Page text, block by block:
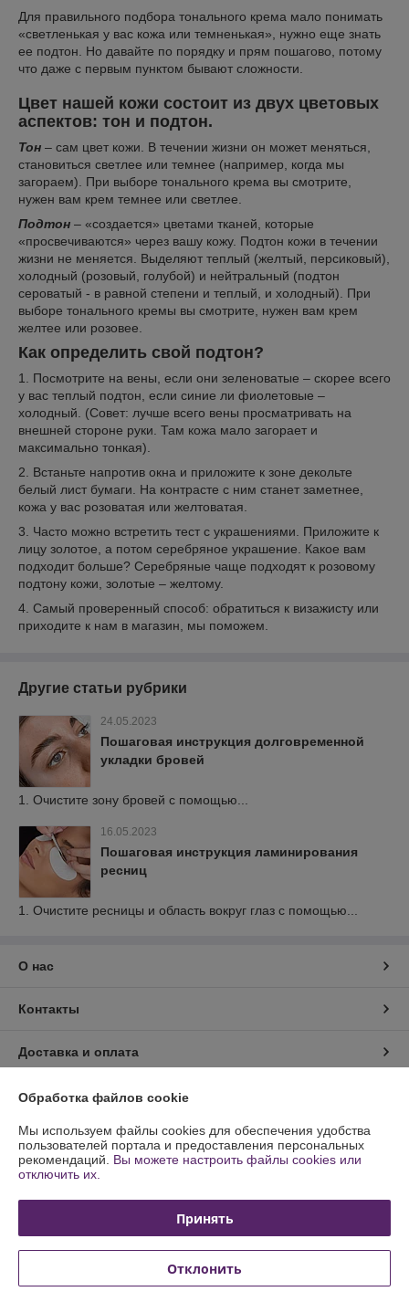
Для правильного подбора тонального крема мало понимать
«светленькая у вас кожа или темненькая», нужно еще знать
ее подтон. Но давайте по порядку и прям пошагово, потому
что даже с первым пунктом бывают сложности.
Цвет нашей кожи состоит из двух цветовых
аспектов: тон и подтон.
Тон – сам цвет кожи. В течении жизни он может меняться,
становиться светлее или темнее (например, когда мы
загораем). При выборе тонального крема вы смотрите,
нужен вам крем темнее или светлее.
Подтон – «создается» цветами тканей, которые
«просвечиваются» через вашу кожу. Подтон кожи в течении
жизни не меняется. Выделяют теплый (желтый, персиковый),
холодный (розовый, голубой) и нейтральный (подтон
сероватый - в равной степени и теплый, и холодный). При
выборе тонального кремы вы смотрите, нужен вам крем
желтее или розовее.
Как определить свой подтон?
1. Посмотрите на вены, если они зеленоватые – скорее всего
у вас теплый подтон, если синие ли фиолетовые –
холодный. (Совет: лучше всего вены просматривать на
внешней стороне руки. Там кожа мало загорает и
максимально тонкая).
2. Встаньте напротив окна и приложите к зоне декольте
белый лист бумаги. На контрасте с ним станет заметнее,
кожа у вас розоватая или желтоватая.
3. Часто можно встретить тест с украшениями. Приложите к
лицу золотое, а потом серебряное украшение. Какое вам
подходит больше? Серебряные чаще подходят к розовому
подтону кожи, золотые – желтому.
4. Самый проверенный способ: обратиться к визажисту или
приходите к нам в магазин, мы поможем.
Другие статьи рубрики
24.05.2023
Пошаговая инструкция долговременной
укладки бровей
1. Очистите зону бровей с помощью...
16.05.2023
Пошаговая инструкция ламинирования
ресниц
1. Очистите ресницы и область вокруг глаз с помощью...
О нас
Контакты
Доставка и оплата
График работы
Полная версия сайта
Политика обработки cookies
Сайт создан на платформе Deal.by
Обработка файлов cookie
Мы используем файлы cookies для обеспечения удобства
пользователей портала и предоставления персональных
рекомендаций. Вы можете настроить файлы cookies или
отключить их.
Принять
Отклонить